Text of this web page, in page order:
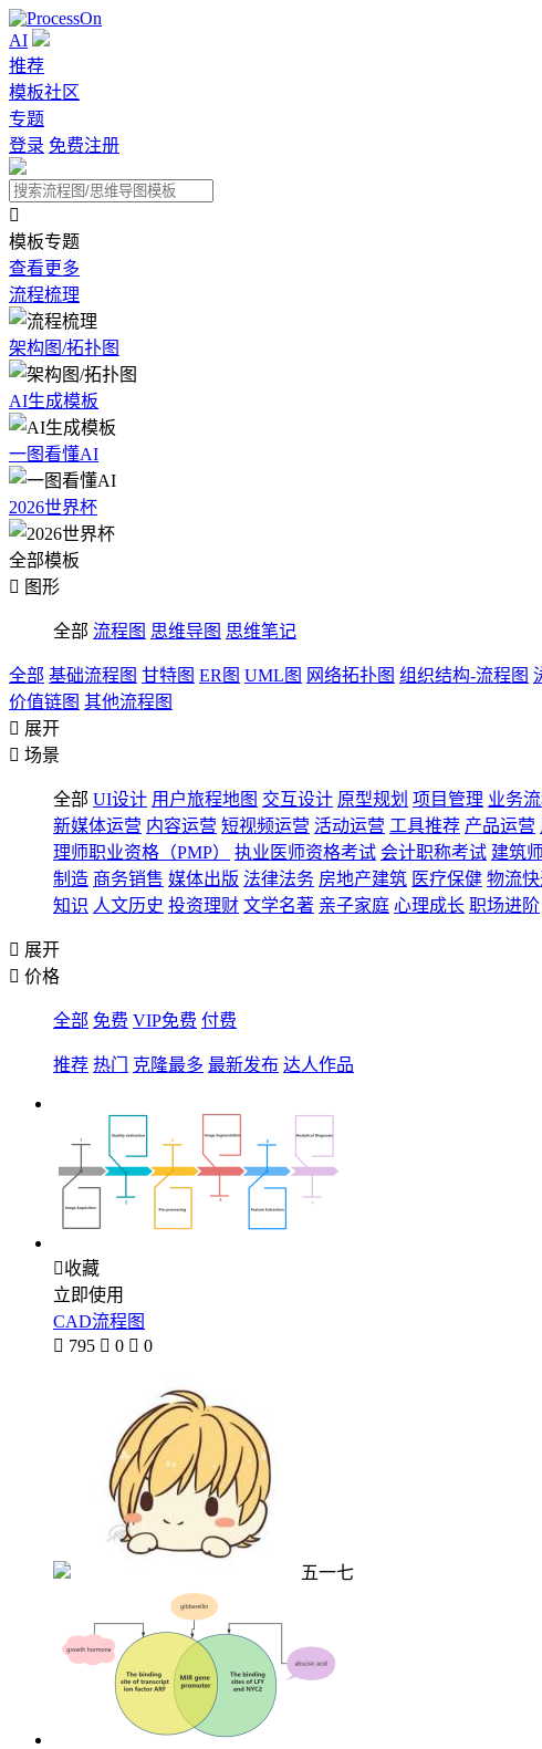
AI
推荐
模板社区
专题
登录 免费注册

模板专题
查看更多
流程梳理
架构图/拓扑图
AI生成模板
一图看懂AI
2026世界杯
全部模板
 图形
全部 流程图 思维导图 思维笔记
全部 基础流程图 甘特图 ER图 UML图 网络拓扑图 组织结构-流程图
价值链图 其他流程图
 展开
 场景
全部 UI设计 用户旅程地图 交互设计 原型规划 项目管理 业务
新媒体运营 内容运营 短视频运营 活动运营 工具推荐 产品运营
理师职业资格（PMP）
执业医师资格考试 会计职称考试 建筑
制造 商务销售 媒体出版 法律法务 房地产建筑 医疗保健 物流
知识 人文历史 投资理财 文学名著 亲子家庭 心理成长 职场进阶
 展开
 价格
全部 免费 VIP免费 付费
推荐 热门 克隆最多 最新发布 达人作品
收藏
立即使用
CAD流程图
 795  0  0
五一七